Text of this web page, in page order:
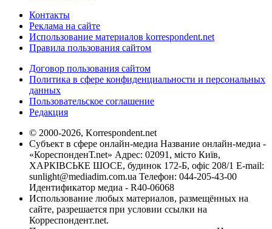
Контакты
Реклама на сайте
Использование материалов korrespondent.net
Правила пользования сайтом
Договор пользования сайтом
Политика в сфере конфиденциальности и персональных
данных
Пользовательское соглашение
Редакция
© 2000-2026, Korrespondent.net
Субъект в сфере онлайн-медиа Название онлайн-медиа -
«КореспонденТ.net» Адрес: 02091, місто Київ,
ХАРКІВСЬКЕ ШОСЕ, будинок 172-Б, офіс 208/1 E-mail:
sunlight@mediadim.com.ua Телефон: 044-205-43-00
Идентификатор медиа - R40-06068
Использование любых материалов, размещённых на
сайте, разрешается при условии ссылки на
Корреспондент.net.